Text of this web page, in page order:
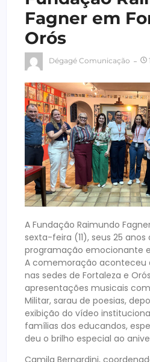
Fagner em
Orós
Dégagé Comunicação
A Fundação Raimundo
sexta-feira (11), seus 25
programação emocionante
A comemoração aconteceu
nas sedes de Fortaleza e
apresentações musicais
Militar, sarau de poesias,
exibição do vídeo
famílias dos educandos,
deu o brilho especial ao